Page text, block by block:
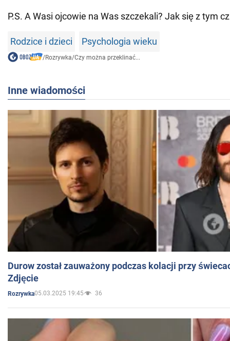
P.S. A Wasi ojcowie na Was szczekali? Jak się z tym
Rodzice i dzieci Psychologia wieku
/Rozrywka/Czy można przeklinać...
Inne wiadomości
Durow został zauważony podczas kolacji przy
Zdjęcie
Rozrywka05.03.2025 19:45 36